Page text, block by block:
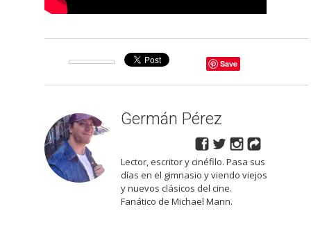
Save
Germán Pérez
Lector, escritor y cinéfilo. Pasa sus
días en el gimnasio y viendo viejos
y nuevos clásicos del cine.
Fanático de Michael Mann.